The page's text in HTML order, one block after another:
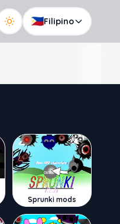
🇵🇭Filipino
Sprunki mods